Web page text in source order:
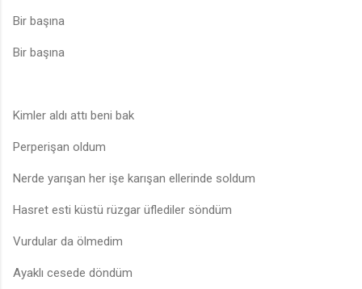
Bir başına
Bir başına
Kimler aldı attı beni bak
Perperişan oldum
Nerde yarışan her işe karışan ellerinde soldum
Hasret esti küstü rüzgar üflediler söndüm
Vurdular da ölmedim
Ayaklı cesede döndüm